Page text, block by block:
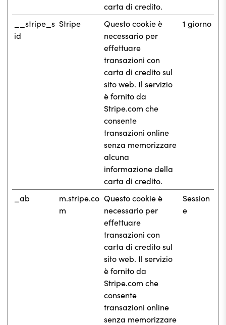
carta di credito.
__stripe_s
id
Stripe
Questo cookie è
necessario per
effettuare
transazioni con
carta di credito sul
sito web. Il servizio
è fornito da
Stripe.com che
consente
transazioni online
senza memorizzare
alcuna
informazione della
carta di credito.
1 giorno
_ab
m.stripe.co
m
Questo cookie è
necessario per
effettuare
transazioni con
carta di credito sul
sito web. Il servizio
è fornito da
Stripe.com che
consente
transazioni online
senza memorizzare
Session
e